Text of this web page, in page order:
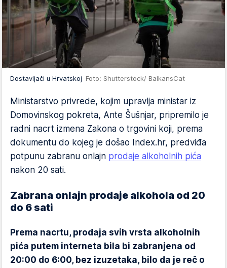
Dostavljači u Hrvatskoj Foto: Shutterstock/ BalkansCat
Ministarstvo privrede, kojim upravlja ministar iz
Domovinskog pokreta, Ante Šušnjar, pripremilo je
radni nacrt izmena Zakona o trgovini koji, prema
dokumentu do kojeg je došao Index.hr, predviđa
potpunu zabranu onlajn prodaje alkoholnih pića
nakon 20 sati.
Zabrana onlajn prodaje alkohola od 20
do 6 sati
Prema nacrtu, prodaja svih vrsta alkoholnih
pića putem interneta bila bi zabranjena od
20:00 do 6:00, bez izuzetaka, bilo da je reč o